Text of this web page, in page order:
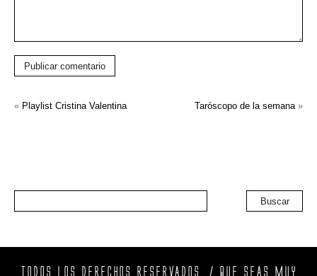
Publicar comentario
« Playlist Cristina Valentina Taróscopo de la semana »
Buscar
TODOS LOS DERECHOS RESERVADOS. / QUE SEAS MUY